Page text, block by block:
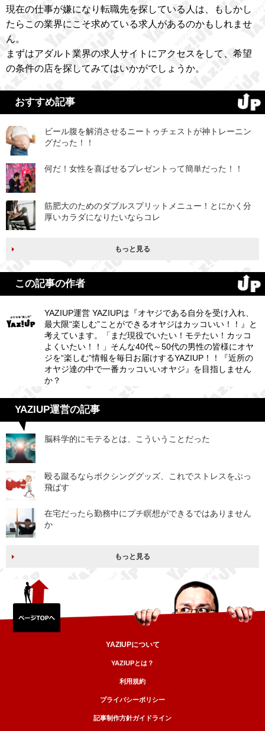
現在の仕事が嫌になり転職先を探している人は、もしかし
たらこの業界にこそ求めている求人があるのかもしれませ
ん。
まずはアダルト業界の求人サイトにアクセスをして、希望
の条件の店を探してみてはいかがでしょうか。
おすすめ記事
ビール腹を解消させるニートゥチェストが神トレーニン
グだった！！
何だ！女性を喜ばせるプレゼントって簡単だった！！
筋肥大のためのダブルスプリットメニュー！とにかく分
厚いカラダになりたいならコレ
もっと見る
この記事の作者
YAZIUP運営 YAZIUPは『オヤジである自分を受け入れ、
最大限“楽しむ”ことができるオヤジはカッコいい！！』と
考えています。「まだ現役でいたい！モテたい！カッコ
よくいたい！！」そんな40代～50代の男性の皆様にオヤ
ジを“楽しむ”情報を毎日お届けするYAZIUP！！『近所の
オヤジ達の中で一番カッコいいオヤジ』を目指しません
か？
YAZIUP運営の記事
脳科学的にモテるとは、こういうことだった
殴る蹴るならボクシンググッズ、これでストレスをぶっ
飛ばす
在宅だったら勤務中にプチ瞑想ができるではありません
か
もっと見る
YAZIUPについて
YAZIUPとは？
利用規約
プライバシーポリシー
記事制作方針ガイドライン